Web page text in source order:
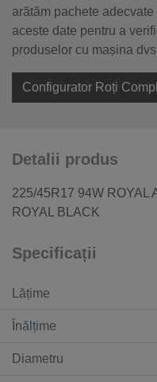
arătăm pachete
aceste date pentru a
produselor cu mașina
Configurator Roți
Detalii produs
225/45R17 94W ROYAL
ROYAL BLACK
Specificații
Lățime
Înălțime
Diametru